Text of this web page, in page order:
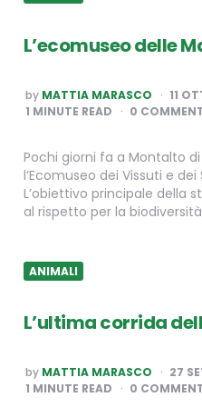
L’ecomuseo delle
POSTED
BY
by MATTIA MARASCO
11
1 MINUTE READ 0
Pochi giorni fa a Montalto
l’Ecomuseo dei Vissuti e
L’obiettivo principale della
al rispetto per la
ANIMALI
L’ultima corrida
POSTED
BY
by MATTIA MARASCO
27
1 MINUTE READ 0